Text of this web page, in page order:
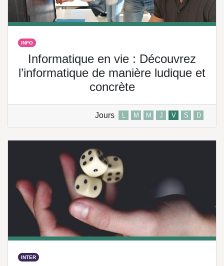
INFO
Informatique en vie : Découvrez
l’informatique de manière ludique et
concrète
Jours L M M J V S D
INTER